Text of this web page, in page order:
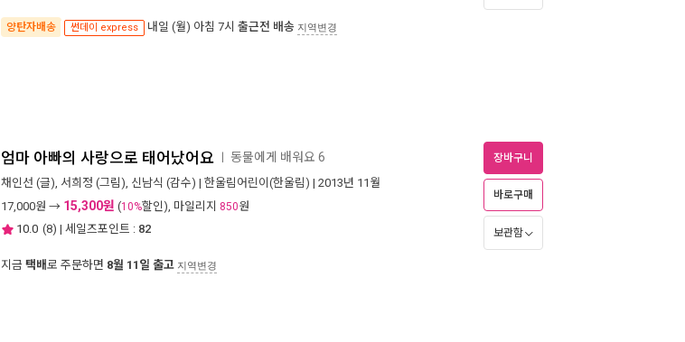
양탄자배송 썬데이 express 내일 (월) 아침 7시 출근전 배송 지역변경
엄마 아빠의 사랑으로 태어났어요 동물에게 배워요 6
채인선 (글), 서희정 (그림), 신남식 (감수) | 한울림어린이(한울림) | 2013년 11월
17,000원 → 15,300원 (10%할인), 마일리지 850원
10.0 (8) | 세일즈포인트 : 82
지금 택배로 주문하면 8월 11일 출고 지역변경
장바구니
바로구매
보관함